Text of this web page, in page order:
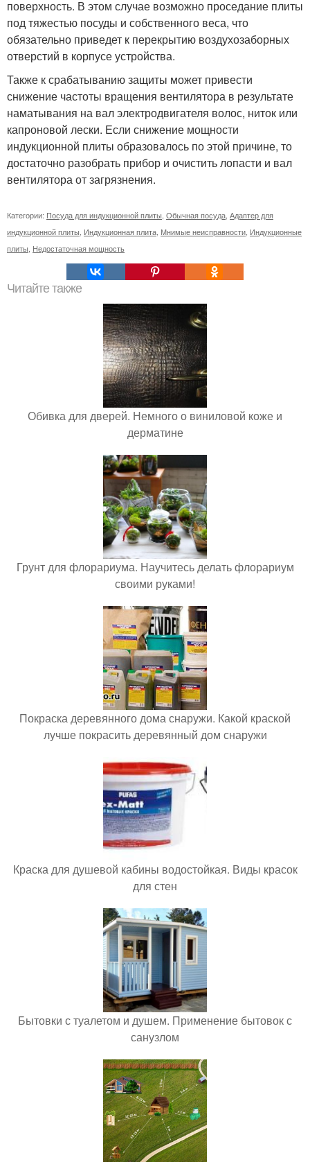
поверхность. В этом случае возможно проседание плиты
под тяжестью посуды и собственного веса, что
обязательно приведет к перекрытию воздухозаборных
отверстий в корпусе устройства.
Также к срабатыванию защиты может привести
снижение частоты вращения вентилятора в результате
наматывания на вал электродвигателя волос, ниток или
капроновой лески. Если снижение мощности
индукционной плиты образовалось по этой причине, то
достаточно разобрать прибор и очистить лопасти и вал
вентилятора от загрязнения.
Категории: Посуда для индукционной плиты Обычная посуда Адаптер для
индукционной плиты Индукционная плита Мнимые неисправности Индукционные
плиты Недостаточная мощность
Читайте также
Обивка для дверей. Немного о виниловой коже и
дерматине
Грунт для флорариума. Научитесь делать флорариум
своими руками!
Покраска деревянного дома снаружи. Какой краской
лучше покрасить деревянный дом снаружи
Краска для душевой кабины водостойкая. Виды красок
для стен
Бытовки с туалетом и душем. Применение бытовок с
санузлом